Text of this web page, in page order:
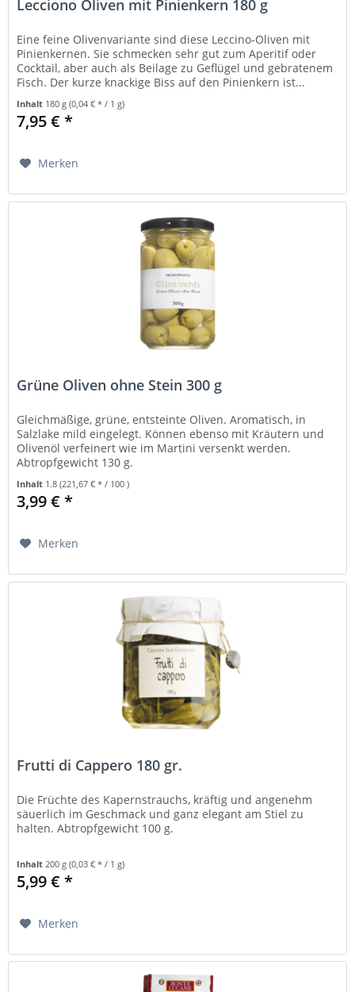
Lecciono Oliven mit Pinienkern 180 g
Eine feine Olivenvariante sind diese Leccino-Oliven mit
Pinienkernen. Sie schmecken sehr gut zum Aperitif oder
Cocktail, aber auch als Beilage zu Geflügel und gebratenem
Fisch. Der kurze knackige Biss auf den Pinienkern ist...
Inhalt 180 g(0,04 € * / 1 g)
7,95 € *
Merken
Grüne Oliven ohne Stein 300 g
Gleichmäßige, grüne, entsteinte Oliven. Aromatisch, in
Salzlake mild eingelegt. Können ebenso mit Kräutern und
Olivenöl verfeinert wie im Martini versenkt werden.
Abtropfgewicht 130 g.
Inhalt 1.8(221,67 € * / 100 )
3,99 € *
Merken
Frutti di Cappero 180 gr.
Die Früchte des Kapernstrauchs, kräftig und angenehm
säuerlich im Geschmack und ganz elegant am Stiel zu
halten. Abtropfgewicht 100 g.
Inhalt 200 g(0,03 € * / 1 g)
5,99 € *
Merken